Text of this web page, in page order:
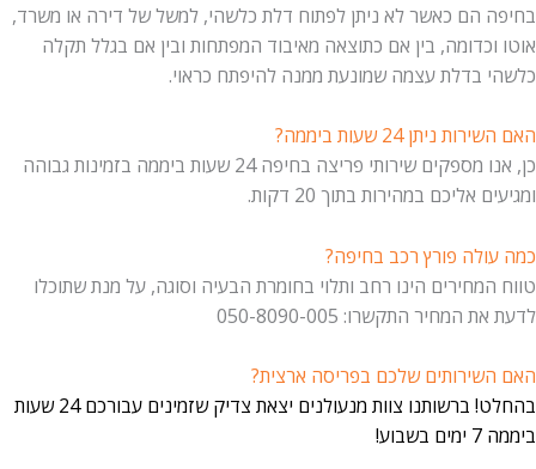
בחיפה הם כאשר לא ניתן לפתוח דלת כלשהי, למשל של דירה או משרד,
אוטו וכדומה, בין אם כתוצאה מאיבוד המפתחות ובין אם בגלל תקלה
כלשהי בדלת עצמה שמונעת ממנה להיפתח כראוי.
האם השירות ניתן 24 שעות ביממה?
כן, אנו מספקים שירותי פריצה בחיפה 24 שעות ביממה בזמינות גבוהה
ומגיעים אליכם במהירות בתוך 20 דקות.
כמה עולה פורץ רכב בחיפה?
טווח המחירים הינו רחב ותלוי בחומרת הבעיה וסוגה, על מנת שתוכלו
לדעת את המחיר התקשרו: 050-8090-005
האם השירותים שלכם בפריסה ארצית?
בהחלט! ברשותנו צוות מנעולנים יצאת צדיק שזמינים עבורכם 24 שעות
ביממה 7 ימים בשבוע!